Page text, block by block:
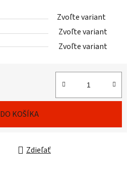
Zvoľte variant
Zvoľte variant
Zvoľte variant
DO KOŠÍKA
Zdieľať